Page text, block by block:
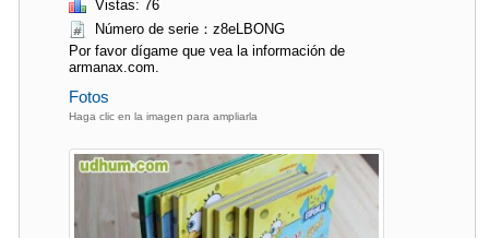
Vistas: 76
Número de serie：z8eLBONG
Por favor dígame que vea la información de
armanax.com.
Fotos
Haga clic en la imagen para ampliarla